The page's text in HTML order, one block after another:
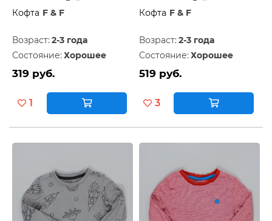
Кофта F & F
Возраст: 2-3 года
Состояние: Хорошее
319 руб.
1
Кофта F & F
Возраст: 2-3 года
Состояние: Хорошее
519 руб.
3